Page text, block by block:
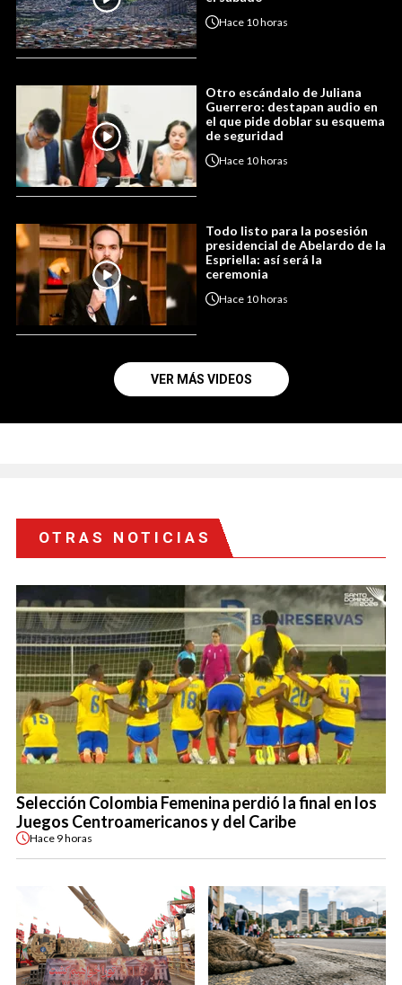
Hace 10 horas
Otro escándalo de Juliana
Guerrero: destapan audio en
el que pide doblar su esquema
de seguridad
Hace 10 horas
Todo listo para la posesión
presidencial de Abelardo de la
Espriella: así será la
ceremonia
Hace 10 horas
VER MÁS VIDEOS
OTRAS NOTICIAS
Selección Colombia Femenina perdió la final en los
Juegos Centroamericanos y del Caribe
Hace 9 horas